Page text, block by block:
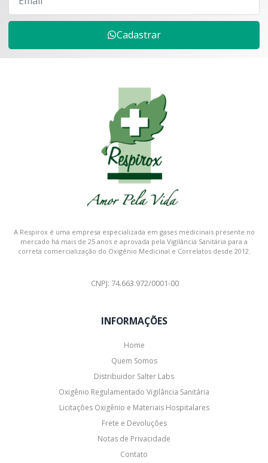
Cadastrar
A Respirox é uma empresa especializada em gases medicinais presente no
mercado há mais de 25 anos e aprovada pela Vigilância Sanitária para a
correta comercialização do Oxigênio Medicinal e Correlatos desde 2012.
CNPJ: 74.663.972/0001-00
INFORMAÇÕES
Home
Quem Somos
Distribuidor Salter Labs
Oxigênio Regulamentado Vigilância Sanitária
Licitações Oxigênio e Materiais Hospitalares
Frete e Devoluções
Notas de Privacidade
Contato